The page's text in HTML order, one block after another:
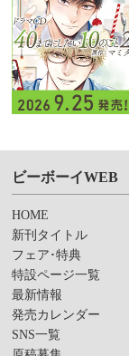
ビーボーイWEB
HOME
新刊タイトル
フェア･特典
特設ページ一覧
最新情報
発売カレンダー
SNS一覧